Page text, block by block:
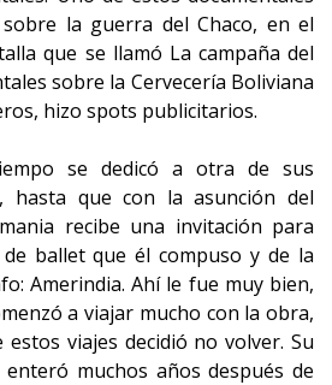
la guerra del Chaco, en el
que se llamó La campaña del
sobre la Cervecería Boliviana
hizo spots publicitarios.
se dedicó a otra de sus
hasta que con la asunción del
recibe una invitación para
ballet que él compuso y de la
Amerindia. Ahí le fue muy bien,
a viajar mucho con la obra,
viajes decidió no volver. Su
muchos años después de